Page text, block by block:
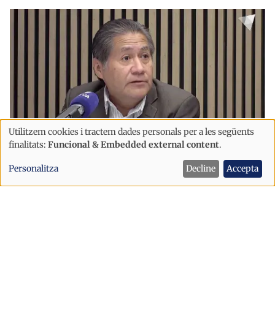
Immigració
“Hi ha gent opinant que es creu
Ús
de
dades
Utilitzem cookies i tractem dades personals per a les següents
finalitats: Funcional & Embedded external content.
Personalitza Decline Accepta